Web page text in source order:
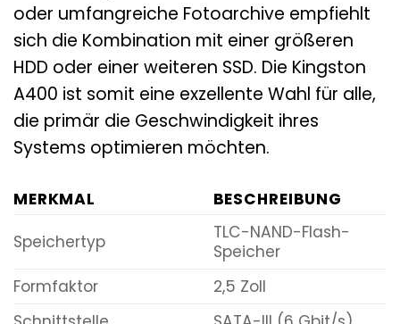
oder umfangreiche Fotoarchive empfiehlt
sich die Kombination mit einer größeren
HDD oder einer weiteren SSD. Die Kingston
A400 ist somit eine exzellente Wahl für alle,
die primär die Geschwindigkeit ihres
Systems optimieren möchten.
MERKMAL
BESCHREIBUNG
Speichertyp
TLC-NAND-Flash-
Speicher
Formfaktor
2,5 Zoll